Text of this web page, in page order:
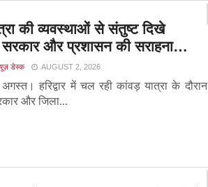
की व्यवस्थाओं से संतुष्ट दिखे
और प्रशासन की सराहना…
डेस्क AUGUST 2, 2026
अगस्त। हरिद्वार में चल रही कांवड़ यात्रा के दौरान
और जिला...